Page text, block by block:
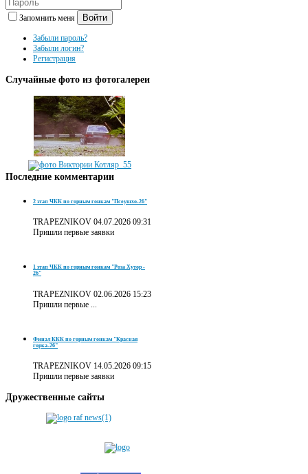
Запомнить меня Войти
Забыли пароль?
Забыли логин?
Регистрация
Случайные фото из фотогалереи
Последние комментарии
2 этап ЧКК по горным гонкам "Псеушхо-26"
TRAPEZNIKOV 04.07.2026 09:31
Пришли первые заявки
1 этап ЧКК по горным гонкам "Роза Хутор -
26"
TRAPEZNIKOV 02.06.2026 15:23
Пришли первые ...
Финал ККК по горным гонкам "Красная
горка-26"
TRAPEZNIKOV 14.05.2026 09:15
Пришли первые заявки
Дружественные сайты